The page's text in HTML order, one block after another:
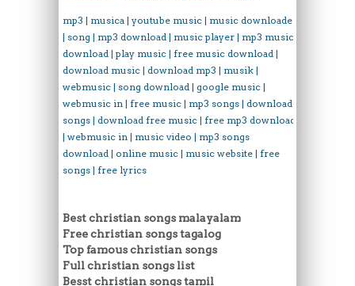
mp3 | musica | youtube music | music downloader
| song | mp3 download | music player | mp3 music
download | play music | free music download |
download music | download mp3 | musik |
webmusic | song download | google music |
webmusic in | free music | mp3 songs | download
songs | download free music | free mp3 download
| webmusic in | music video | mp3 songs
download | online music | music website | free
songs | free lyrics
Best christian songs malayalam
Free christian songs tagalog
Top famous christian songs
Full christian songs list
Besst christian songs tamil